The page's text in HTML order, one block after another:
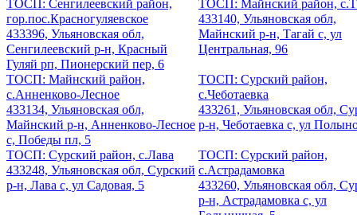
ТОСП: Сенгилеевский район,
гор.пос.Красногуляевское
433396, Ульяновская обл,
Сенгилеевский р-н, Красный
Гуляй рп, Пионерский пер, 6
ТОСП: Майнский район,
433140, Ульяновская обл,
Майнский р-н, Тагай с, ул
Центральная, 96
ТОСП: Майнский район,
с.Анненково-Лесное
433134, Ульяновская обл,
Майнский р-н, Анненково-Лесное
с, Победы пл, 5
ТОСП: Сурский район,
с.Чеботаевка
433261, Ульяновская обл,
р-н, Чеботаевка с, ул
ТОСП: Сурский район, с.Лава
433248, Ульяновская обл, Сурский
р-н, Лава с, ул Садовая, 5
ТОСП: Сурский район,
с.Астрадамовка
433260, Ульяновская обл,
р-н, Астрадамовка с, ул